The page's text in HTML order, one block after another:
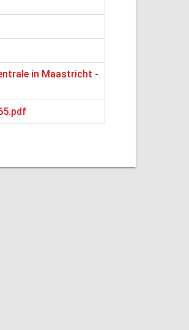
in Maastricht -